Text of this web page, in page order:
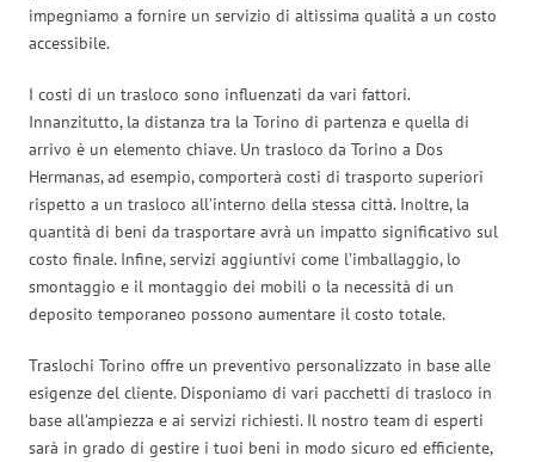
impegniamo a fornire un servizio di altissima qualità a un costo
accessibile.
I costi di un trasloco sono influenzati da vari fattori.
Innanzitutto, la distanza tra la Torino di partenza e quella di
arrivo è un elemento chiave. Un trasloco da Torino a Dos
Hermanas, ad esempio, comporterà costi di trasporto superiori
rispetto a un trasloco all’interno della stessa città. Inoltre, la
quantità di beni da trasportare avrà un impatto significativo sul
costo finale. Infine, servizi aggiuntivi come l’imballaggio, lo
smontaggio e il montaggio dei mobili o la necessità di un
deposito temporaneo possono aumentare il costo totale.
Traslochi Torino offre un preventivo personalizzato in base alle
esigenze del cliente. Disponiamo di vari pacchetti di trasloco in
base all’ampiezza e ai servizi richiesti. Il nostro team di esperti
sarà in grado di gestire i tuoi beni in modo sicuro ed efficiente,